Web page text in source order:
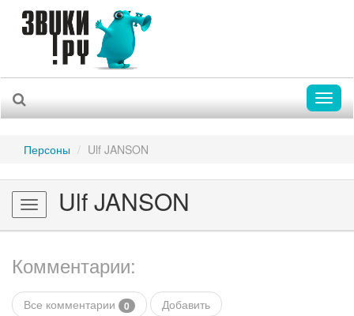
Персоны Ulf JANSON
Toggle
navigation
Ulf JANSON
Комментарии:
Все комментарии 0 Добавить